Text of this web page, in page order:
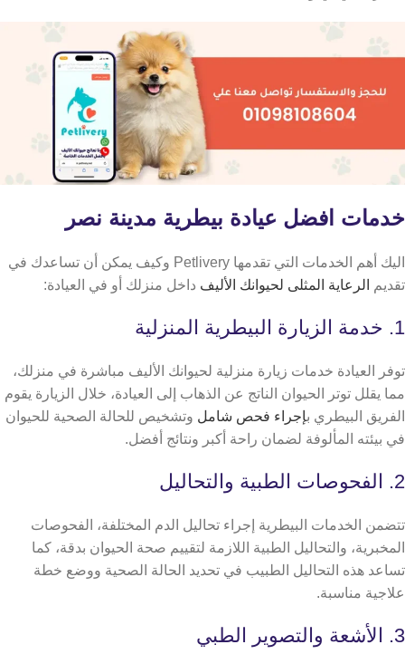
خدمات افضل عيادة بيطرية مدينة نصر
​​اليك أهم الخدمات التي تقدمها Petlivery وكيف يمكن أن تساعدك في
تقديم
الرعاية المثلى لحيوانك الأليف داخل منزلك أو في العيادة:
​​1. خدمة الزيارة البيطرية المنزلية
توفر العيادة خدمات زيارة منزلية لحيوانك الأليف مباشرة في منزلك،
مما يقلل توتر الحيوان الناتج عن الذهاب إلى العيادة، خلال الزيارة يقوم
الفريق البيطري بإجراء فحص شامل وتشخيص للحالة الصحية للحيوان
في بيئته المألوفة لضمان راحة أكبر ونتائج أفضل.
2. الفحوصات الطبية والتحاليل
تتضمن الخدمات البيطرية إجراء تحاليل الدم المختلفة، الفحوصات
المخبرية، والتحاليل الطبية اللازمة لتقييم صحة الحيوان بدقة، كما
تساعد هذه التحاليل الطبيب في تحديد الحالة الصحية ووضع خطة
علاجية مناسبة.
3. الأشعة والتصوير الطبي